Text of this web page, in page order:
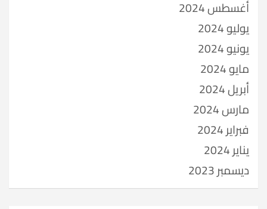
أغسطس 2024
يوليو 2024
يونيو 2024
مايو 2024
أبريل 2024
مارس 2024
فبراير 2024
يناير 2024
ديسمبر 2023